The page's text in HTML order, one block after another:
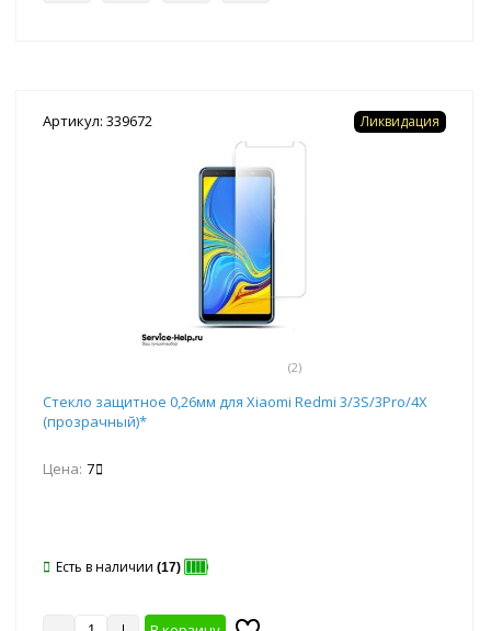
Артикул: 339672
(2)
Ликвидация
Стекло защитное 0,26мм для Xiaomi Redmi 3/3S/3Pro/4X
(прозрачный)*
Цена: 7
Есть в наличии (17)